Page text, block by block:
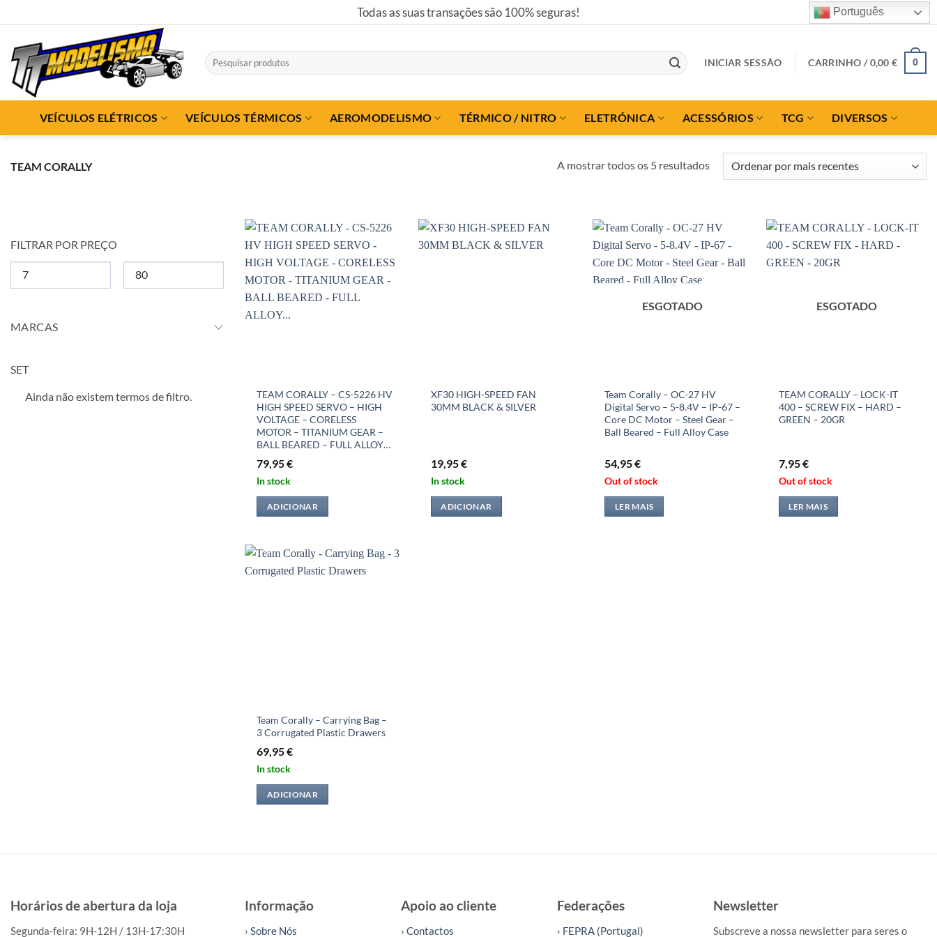
to
content
Todas as suas transações são 100% seguras! Português
Pesquisar
por:
INICIAR SESSÃO CARRINHO /0,00€ 0
VEÍCULOS ELÉTRICOS VEÍCULOS TÉRMICOS AEROMODELISMO TÉRMICO / NITRO ELETRÓNICA ACESSÓRIOS TCG DIVERSOS
TEAM CORALLY A mostrar todos os 5 resultadosOrdenado
por
FILTRAR POR PREÇO
MARCAS
SET
Ainda não existem termos de filtro.
TEAM CORALLY – CS-5226 HV
HIGH SPEED SERVO – HIGH
VOLTAGE – CORELESS
MOTOR – TITANIUM GEAR –
BALL BEARED – FULL ALLOY…
79,95€
In stock
ADICIONAR
XF30 HIGH-SPEED FAN
30MM BLACK & SILVER
19,95€
In stock
ADICIONAR
ESGOTADO
Team Corally – OC-27 HV
Digital Servo – 5-8.4V – IP-67 –
Core DC Motor – Steel Gear –
Ball Beared – Full Alloy Case
54,95€
Out of stock
LER MAIS
ESGOTADO
TEAM CORALLY – LOCK-IT
400 – SCREW FIX – HARD –
GREEN – 20GR
7,95€
Out of stock
LER MAIS
Team Corally – Carrying Bag –
3 Corrugated Plastic Drawers
69,95€
In stock
ADICIONAR
Horários de abertura da loja
Segunda-feira: 9H-12H / 13H-17:30H
Informação
› Sobre Nós
Apoio ao cliente
› Contactos
Federações
› FEPRA (Portugal)
Newsletter
Subscreve a nossa newsletter para seres o